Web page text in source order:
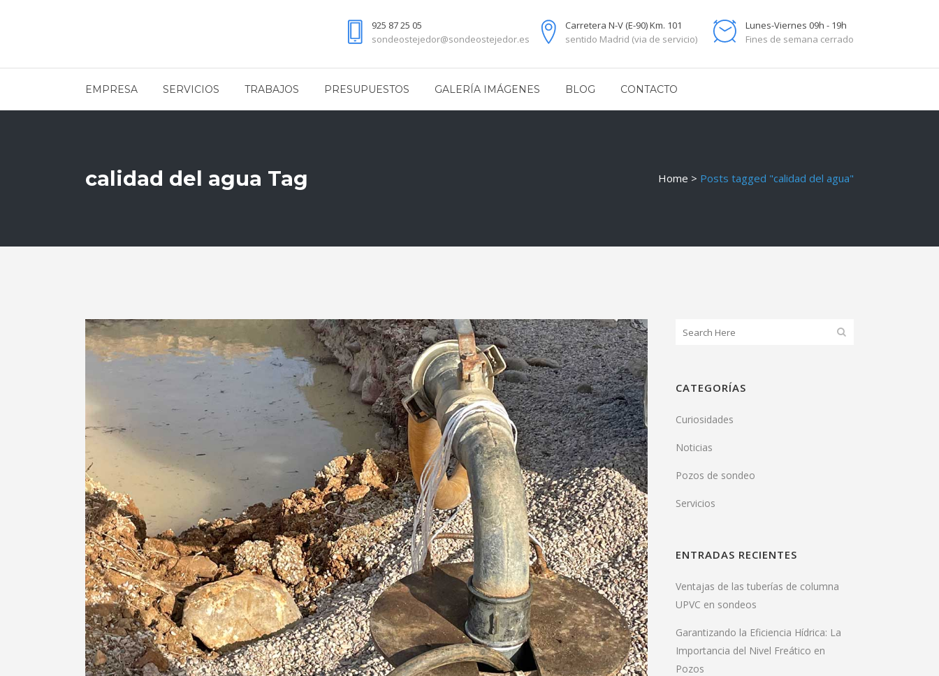
925 87 25 05
sondeostejedor@sondeostejedor.es
Carretera N-V (E-90) Km. 101
sentido Madrid (via de servicio)
Lunes-Viernes 09h - 19h
Fines de semana cerrado
EMPRESA SERVICIOS TRABAJOS PRESUPUESTOS GALERÍA IMÁGENES BLOG CONTACTO
calidad del agua Tag Home > Posts tagged "calidad del agua"
CATEGORÍAS
Curiosidades
Noticias
Pozos de sondeo
Servicios
ENTRADAS RECIENTES
Ventajas de las tuberías de columna
UPVC en sondeos
Garantizando la Eficiencia Hídrica: La
Importancia del Nivel Freático en
Pozos